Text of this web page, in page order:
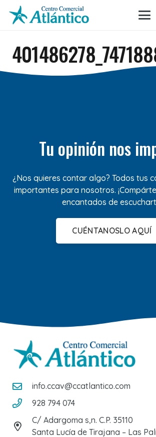
Tu opinión nos
¿Nos quieres contar algo? Todos tus
importantes para nosotros.
encantados de
CUÉNTANOSLO AQUÍ
info.ccav@ccatlantico.com
928 794 074
C/ Adargoma s,n. C.P. 35110
Santa Lucía de Tirajana – Las